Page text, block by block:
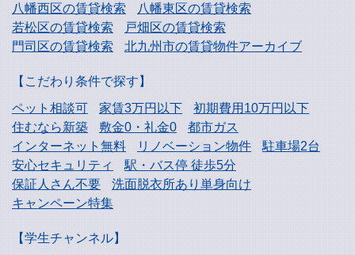
八幡西区の賃貸検索
八幡東区の賃貸検索
若松区の賃貸検索
戸畑区の賃貸検索
門司区の賃貸検索
北九州市の賃貸物件アーカイブ
【こだわり条件で探す】
ペット相談可
家賃3万円以下
初期費用10万円以下
住むなら新築
敷金0・礼金0
都市ガス
インターネット無料
リノベーション物件
駐車場2台
安心セキュリティ
駅・バス停 徒歩5分
保証人さん不要
洗面脱衣所あり単身向け
キャンペーン特集
【学生チャンネル】